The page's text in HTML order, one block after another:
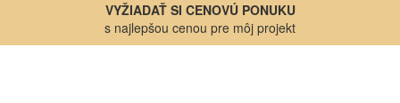
VYŽIADAŤ SI CENOVÚ PONUKU
s najlepšou cenou pre môj projekt